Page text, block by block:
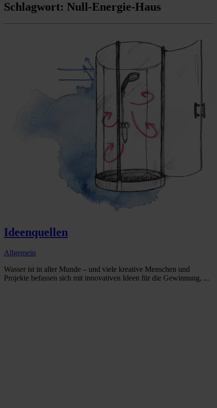
Schlagwort: Null-Energie-Haus
Ideenquellen
Allgemein
Wasser ist in aller Munde – und viele kreative Menschen und
Projekte befassen sich mit innovativen Ideen für die Gewinnung, ...